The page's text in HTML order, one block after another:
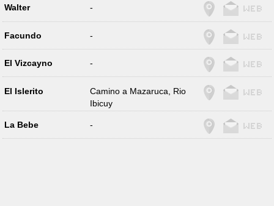
Walter -
Facundo -
El Vizcayno -
El Islerito
Camino a Mazaruca, Rio
Ibicuy
La Bebe -